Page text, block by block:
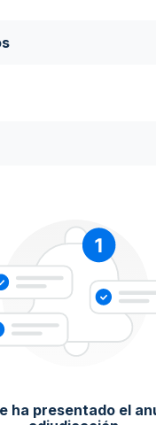
ha presentado el